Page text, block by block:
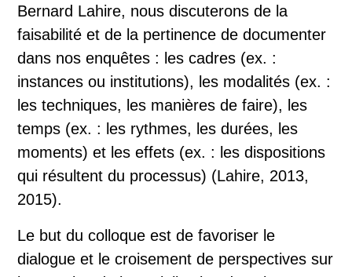
Bernard Lahire, nous discuterons de la
faisabilité et de la pertinence de documenter
dans nos enquêtes : les cadres (ex. :
instances ou institutions), les modalités (ex. :
les techniques, les manières de faire), les
temps (ex. : les rythmes, les durées, les
moments) et les effets (ex. : les dispositions
qui résultent du processus) (Lahire, 2013,
2015).
Le but du colloque est de favoriser le
dialogue et le croisement de perspectives sur